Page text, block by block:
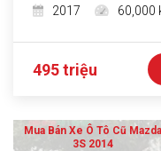
2017
60,000
495 triệu
Mua Bán Xe Ô Tô Cũ Mazda
3S 2014